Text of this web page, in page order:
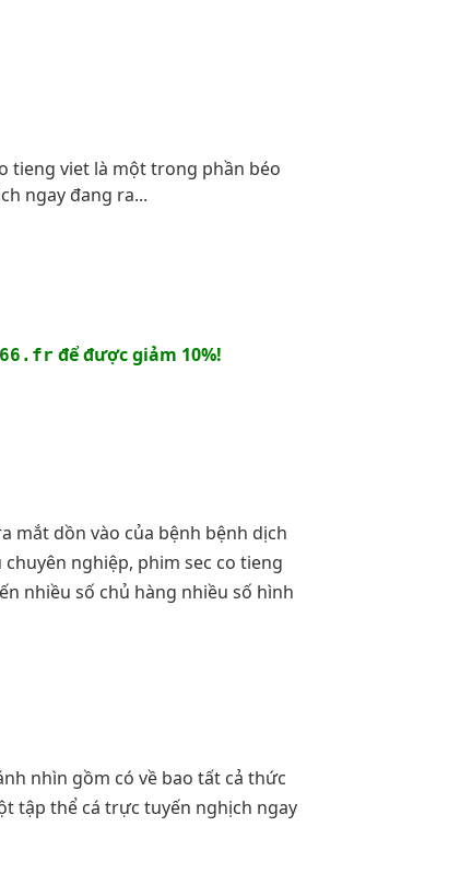
tieng viet là một trong phần béo
ngay đang ra...
để được giảm 10%!
mắt dồn vào của bệnh bệnh dịch
nghiệp, phim sec co tieng
nhiều số chủ hàng nhiều số hình
nhìn gồm có về bao tất cả thức
tập thể cá trực tuyến nghịch ngay